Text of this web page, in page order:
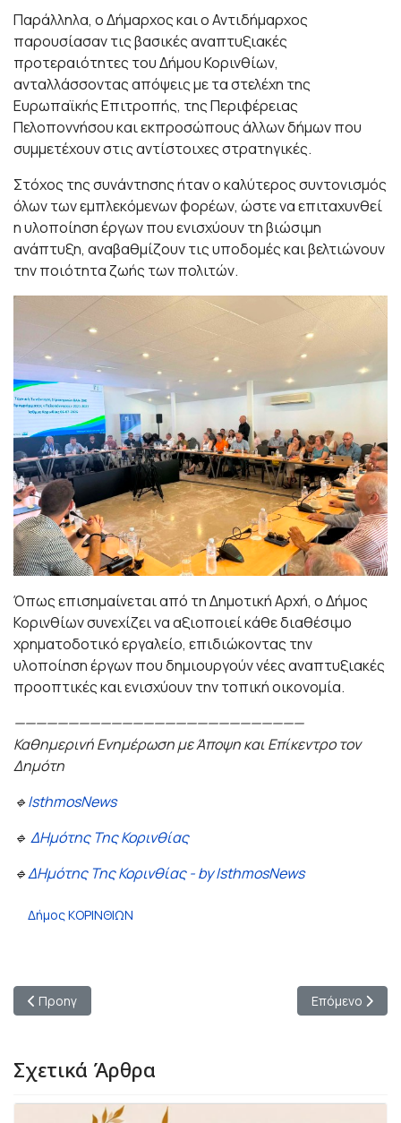
Παράλληλα, ο Δήμαρχος και ο Αντιδήμαρχος
παρουσίασαν τις βασικές αναπτυξιακές
προτεραιότητες του Δήμου Κορινθίων,
ανταλλάσσοντας απόψεις με τα στελέχη της
Ευρωπαϊκής Επιτροπής, της Περιφέρειας
Πελοποννήσου και εκπροσώπους άλλων δήμων που
συμμετέχουν στις αντίστοιχες στρατηγικές.
Στόχος της συνάντησης ήταν ο καλύτερος συντονισμός
όλων των εμπλεκόμενων φορέων, ώστε να επιταχυνθεί
η υλοποίηση έργων που ενισχύουν τη βιώσιμη
ανάπτυξη, αναβαθμίζουν τις υποδομές και βελτιώνουν
την ποιότητα ζωής των πολιτών.
Όπως επισημαίνεται από τη Δημοτική Αρχή, ο Δήμος
Κορινθίων συνεχίζει να αξιοποιεί κάθε διαθέσιμο
χρηματοδοτικό εργαλείο, επιδιώκοντας την
υλοποίηση έργων που δημιουργούν νέες αναπτυξιακές
προοπτικές και ενισχύουν την τοπική οικονομία.
———————————————————————————
Καθημερινή Ενημέρωση με Άποψη και Επίκεντρο τον
Δημότη
🔹IsthmosNews
🔹 ΔΗμότης Της Κορινθίας
🔹ΔΗμότης Της Κορινθίας - by IsthmosNews
Δήμος ΚΟΡΙΝΘΙΩΝ
Προηγούμενο άρθρο: Σταυρέλης: Συνάντηση με τον
Προηγ Επόμενο
Επόμενο
Σχετικά Άρθρα